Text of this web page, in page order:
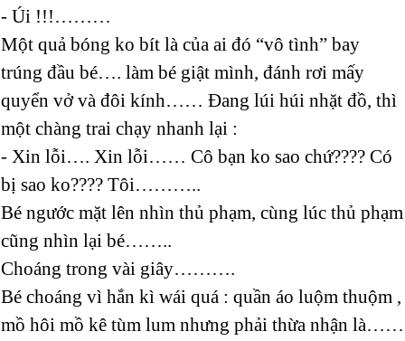
- Úi !!!………
Một quả bóng ko bít là của ai đó “vô tình” bay
trúng đầu bé…. làm bé giật mình, đánh rơi mấy
quyển vở và đôi kính…… Đang lúi húi nhặt đồ, thì
một chàng trai chạy nhanh lại :
- Xin lỗi…. Xin lỗi…… Cô bạn ko sao chứ???? Có
bị sao ko???? Tôi………..
Bé ngước mặt lên nhìn thủ phạm, cùng lúc thủ phạm
cũng nhìn lại bé……..
Choáng trong vài giây……….
Bé choáng vì hắn kì wái quá : quần áo luộm thuộm ,
mồ hôi mồ kê tùm lum nhưng phải thừa nhận là……